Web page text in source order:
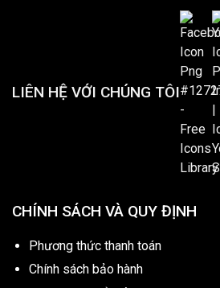
LIÊN HỆ VỚI CHÚNG TÔI
CHÍNH SÁCH VÀ QUY ĐỊNH
Phương thức thanh toán
Chính sách bảo hành